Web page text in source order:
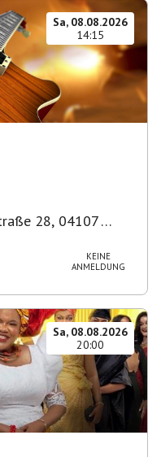
Sa, 08.08.2026
14:15
28, 04107
KEINE
ANMELDUNG
Sa, 08.08.2026
20:00